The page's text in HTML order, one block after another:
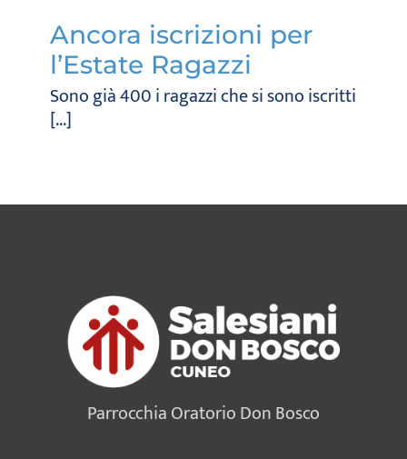
Ancora iscrizioni per
l’Estate Ragazzi
Sono già 400 i ragazzi che si sono iscritti
[...]
Parrocchia Oratorio Don Bosco